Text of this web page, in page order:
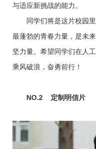
与适应新挑战的能力。
同学们将是这片校园
最蓬勃的青春力量，是未
坚力量。希望同学们在人
乘风破浪，奋勇前行！
NO.2 定制明信片